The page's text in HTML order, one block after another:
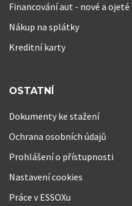
Financování aut - nové a ojeté
Nákup na splátky
Kreditní karty
OSTATNÍ
Dokumenty ke stažení
Ochrana osobních údajů
Prohlášení o přístupnosti
Nastavení cookies
Práce v ESSOXu